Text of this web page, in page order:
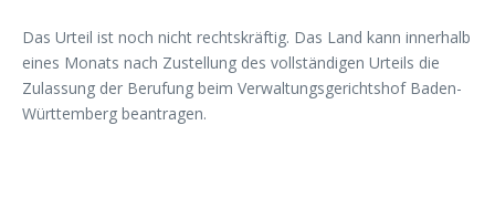
Das Urteil ist noch nicht rechtskräftig. Das Land kann innerhalb
eines Monats nach Zustellung des vollständigen Urteils die
Zulassung der Berufung beim Verwaltungsgerichtshof Baden-
Württemberg beantragen.